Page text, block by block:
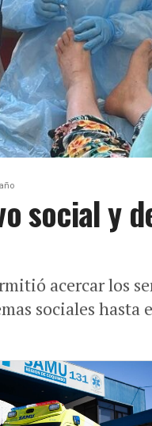
social y
acercar los
sociales hasta